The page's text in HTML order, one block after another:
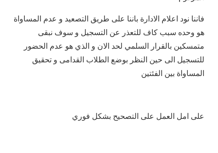
فاننا نود اعلام الادارة باننا على طريق التصعيد و عدم المساواة
هو وحده سبب كاف للتعذر عن التسجيل و سوف نبقى
متمسكين بالقرار السلمي لحد الان و الذي هو عدم الحضور
للتسجيل الى حين النظر بوضع الطلاب القدامى و تحقيق
المساواة بين الفئتين
على امل العمل على التصحيح بشكل فوري